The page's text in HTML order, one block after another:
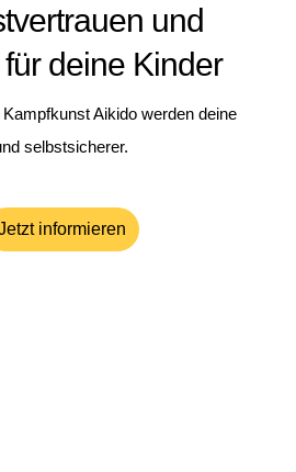
und
deine Kinder
Aikido werden deine
selbstsicherer.
informieren